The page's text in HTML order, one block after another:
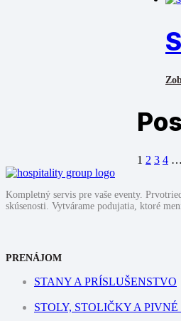
1 2 3 4 …
Kompletný servis pre vaše eventy.
skúsenosti. Vytvárame podujatia, ktoré
PRENÁJOM
STANY A PRÍSLUŠENSTVO
STOLY, STOLIČKY A PIVNÉ